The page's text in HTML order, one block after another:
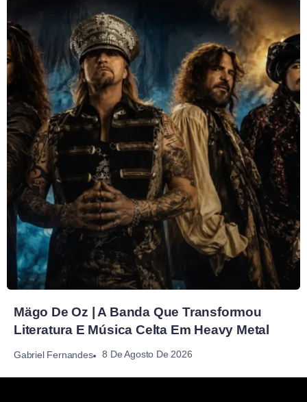
Mägo De Oz | A Banda Que Transformou
Literatura E Música Celta Em Heavy Metal
Gabriel Fernandes 8 De Agosto De 2026